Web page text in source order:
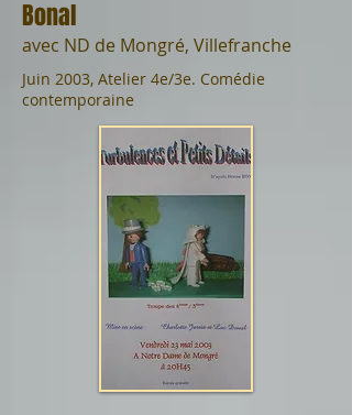
Bonal
avec ND de Mongré, Villefranche
Juin 2003, Atelier 4e/3e. Comédie
contemporaine